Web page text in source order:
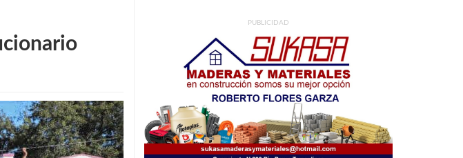
PUBLICIDAD